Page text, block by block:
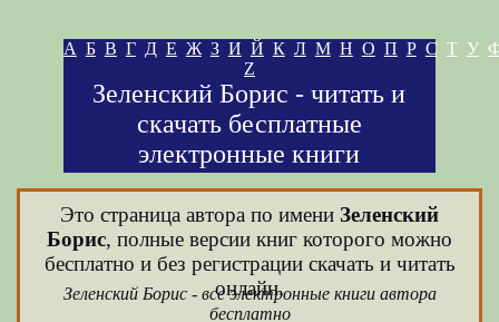
А Б В Г Д Е Ж З И Й К Л М Н О П Р С Т У
Z
Зеленский Борис - читать и
скачать бесплатные
электронные книги
Это страница автора по имени Зеленский
Борис, полные версии книг которого можно
бесплатно и без регистрации скачать и читать
онлайн.
Зеленский Борис - все электронные книги автора
бесплатно